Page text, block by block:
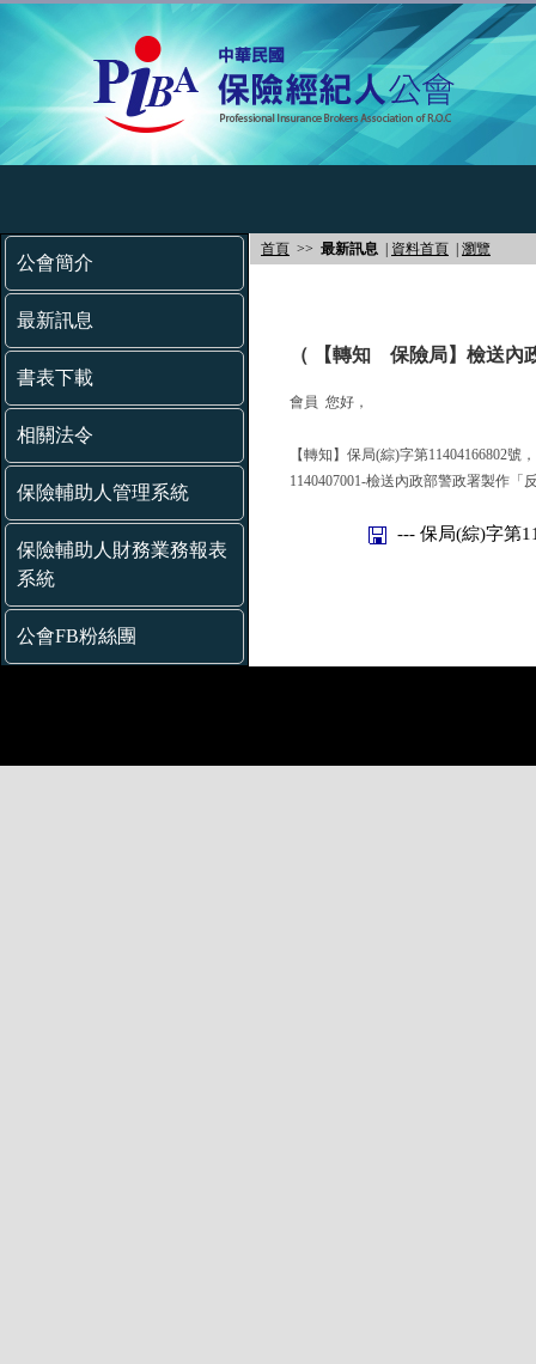
公會簡介
最新訊息
書表下載
相關法令
保險輔助人管理系統
保險輔助人財務業務報表
系統
公會FB粉絲團
首頁 >> 最新訊息 資料首頁 瀏覽
（ 【轉知 保險局】檢送內
會員 您好，
【轉知】保局(綜)字第11404166802號
1140407001-檢送內政部警政署製作「
--- 保局(綜)字第